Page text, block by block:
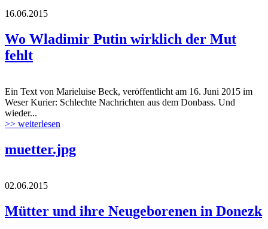
16.06.2015
Wo Wladimir Putin wirklich der Mut
fehlt
Ein Text von Marieluise Beck, veröffentlicht am 16. Juni 2015 im
Weser Kurier: Schlechte Nachrichten aus dem Donbass. Und
wieder...
>> weiterlesen
muetter.jpg
02.06.2015
Mütter und ihre Neugeborenen in Donezk